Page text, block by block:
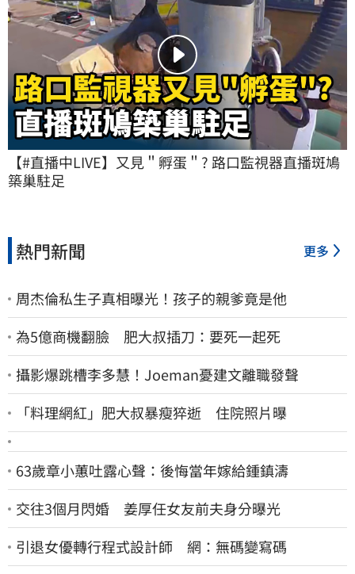
【#直播中LIVE】又見＂孵蛋＂? 路口監視器直播斑鳩
築巢駐足
熱門新聞 更多
周杰倫私生子真相曝光！孩子的親爹竟是他
為5億商機翻臉 肥大叔插刀：要死一起死
攝影爆跳槽李多慧！Joeman憂建文離職發聲
「料理網紅」肥大叔暴瘦猝逝 住院照片曝
63歲章小蕙吐露心聲：後悔當年嫁給鍾鎮濤
交往3個月閃婚 姜厚任女友前夫身分曝光
引退女優轉行程式設計師 網：無碼變寫碼